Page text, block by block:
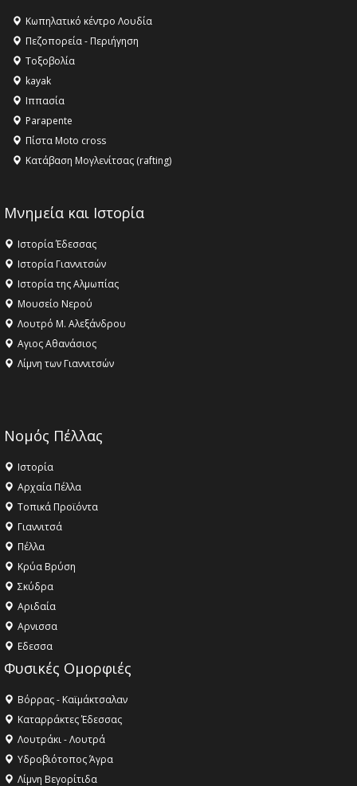
Κληρονομιάς της UNESCO – Ομόφωνη η απόφαση Ο
Όλυμπος αναγνωρίστηκε ως φυσικό και πολιτιστικό
αγαθό εξέχουσας οικουμενικής αξίας για την
ανθρωπότητα
16:18 -
ΣΤΗΝ ΕΔΕΣΣΑ
Κωπηλατικό κέντρο Λουδία
Πεζοπορεία - Περιήγηση
Τοξοβολία
kayak
Ιππασία
Parapente
Πίστα Moto cross
Κατάβαση Μογλενίτσας (rafting)
Μνημεία και Ιστορία
Ιστορία Έδεσσας
Ιστορία Γιαννιτσών
Ιστορία της Αλμωπίας
Μουσείο Νερού
Λουτρό Μ. Αλεξάνδρου
Αγιος Αθανάσιος
Λίμνη των Γιαννιτσών
Νομός Πέλλας
Ιστορία
Αρχαία Πέλλα
Τοπικά Προϊόντα
Γιαννιτσά
Πέλλα
Κρύα Βρύση
Σκύδρα
Αριδαία
Aρνισσα
Eδεσσα
Φυσικές Ομορφιές
Βόρρας - Καϊμάκτσαλαν
Καταρράκτες Έδεσσας
Λουτράκι - Λουτρά
Υδροβιότοπος Άγρα
Λίμνη Βεγορίτιδα